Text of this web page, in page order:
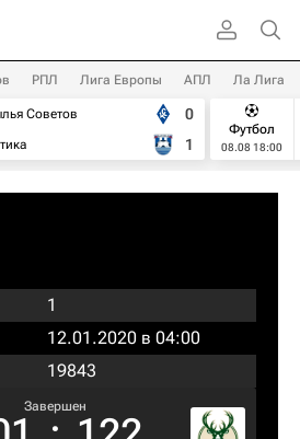
РПЛ Лига Европы АПЛ Ла Лига
Советов
0
1
Футбол
08.08 18:00
1
12.01.2020 в 04:00
19843
Завершен